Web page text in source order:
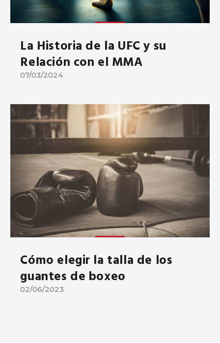
La Historia de la UFC y su
Relación con el MMA
07/03/2024
Cómo elegir la talla de los
guantes de boxeo
02/06/2023